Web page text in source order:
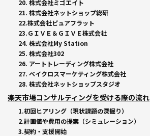
20. 株式会社ミゴエイト
21. 株式会社ネットショップ総研
22.株式会社ピュアフラット
23.ＧＩＶＥ＆ＧＩＶＥ株式会社
24. 株式会社My Station
25. 株式会社302
26. アートトレーディング株式会社
27. ベイクロスマーケティング株式会社
28. 株式会社ネットショップスタジオ
楽天市場コンサルティングを受ける際の流れ
1.初回ヒアリング（現状課題の深掘り）
2.計画値や費用の提案（シミュレーション）
3.契約・支援開始